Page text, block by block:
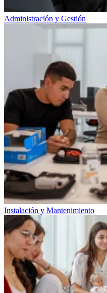
Administración y Gestión
Instalación y Mantenimiento